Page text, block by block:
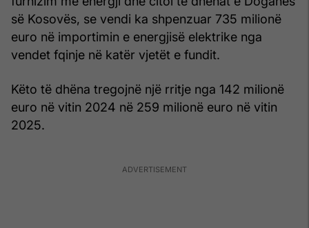
së Kosovës, se vendi ka shpenzuar 735 milionë
euro në importimin e energjisë elektrike nga
vendet fqinje në katër vjetët e fundit.
Këto të dhëna tregojnë një rritje nga 142 milionë
euro në vitin 2024 në 259 milionë euro në vitin
2025.